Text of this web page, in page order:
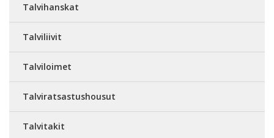
Talvihanskat
Talviliivit
Talviloimet
Talviratsastushousut
Talvitakit